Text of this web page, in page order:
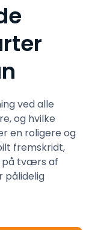
ved alle
og hvilke
en roligere og
fremskridt,
på tværs af
pålidelig